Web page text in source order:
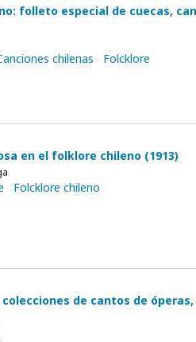
folleto especial de cuecas,
chilenas
Folcklore
en el folklore chileno (1913)
Folcklore chileno
colecciones de cantos de